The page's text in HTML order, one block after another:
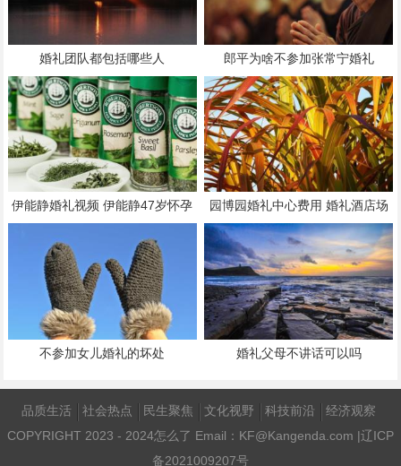
婚礼团队都包括哪些人 郎平为啥不参加张常宁婚礼
伊能静婚礼视频 伊能静47岁怀孕
是试管吗
园博园婚礼中心费用 婚礼酒店场
地费一般多少钱
不参加女儿婚礼的坏处 婚礼父母不讲话可以吗
品质生活 社会热点 民生聚焦 文化视野 科技前沿
经济观察
COPYRIGHT 2023 - 2024怎么了 Email：KF@Kangenda.com |辽ICP
备2021009207号